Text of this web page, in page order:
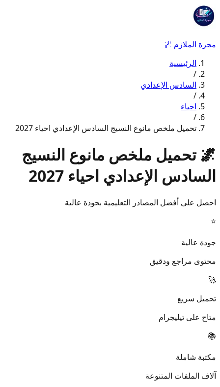
مجرة الملازم 🌌
الرئيسية
/
السادس الإعدادي
/
احياء
/
تحميل ملخص مانوع النسيج السادس الإعدادي احياء 2027
🌌 تحميل ملخص مانوع النسيج
السادس الإعدادي احياء 2027
احصل على أفضل المصادر التعليمية بجودة عالية
⭐
جودة عالية
محتوى مراجع ودقيق
🚀
تحميل سريع
متاح على تيليجرام
📚
مكتبة شاملة
آلاف الملفات المتنوعة